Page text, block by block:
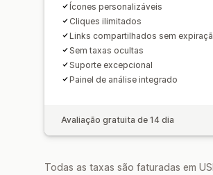
Ícones personalizáveis
Cliques ilimitados
Links compartilhados sem
Sem taxas ocultas
Suporte excepcional
Painel de análise integrado
Avaliação gratuita de 14 dia
Todas as taxas são faturadas em